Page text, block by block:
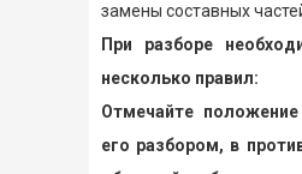
замены составных
При разборе
несколько правил:
Отмечайте
его разбором, в